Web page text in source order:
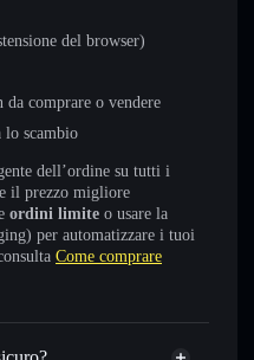
del browser)
da comprare o vendere
lo scambio
dell’ordine su tutti i
il prezzo migliore
ordini limite o usare la
per automatizzare i tuoi
Come comprare